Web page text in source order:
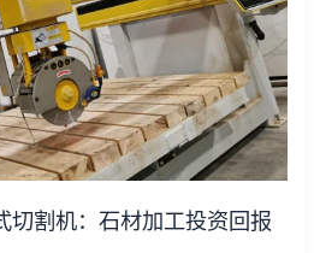
割机：石材加工投资回报